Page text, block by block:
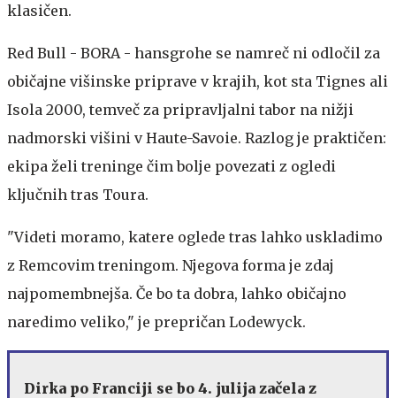
klasičen.
Red Bull - BORA - hansgrohe se namreč ni odločil za
običajne višinske priprave v krajih, kot sta Tignes ali
Isola 2000, temveč za pripravljalni tabor na nižji
nadmorski višini v Haute-Savoie. Razlog je praktičen:
ekipa želi treninge čim bolje povezati z ogledi
ključnih tras Toura.
"Videti moramo, katere oglede tras lahko uskladimo
z Remcovim treningom. Njegova forma je zdaj
najpomembnejša. Če bo ta dobra, lahko običajno
naredimo veliko," je prepričan Lodewyck.
Dirka po Franciji se bo 4. julija začela z